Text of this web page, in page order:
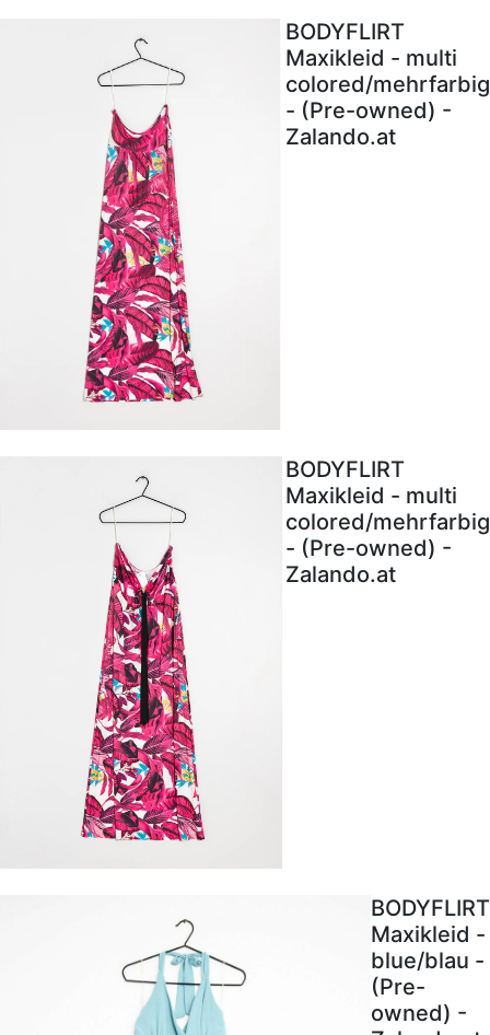
BODYFLIRT
Maxikleid - multi
colored/mehrfarbig
- (Pre-owned) -
Zalando.at
BODYFLIRT
Maxikleid - multi
colored/mehrfarbig
- (Pre-owned) -
Zalando.at
BODYFLIRT
Maxikleid -
blue/blau -
(Pre-
owned) -